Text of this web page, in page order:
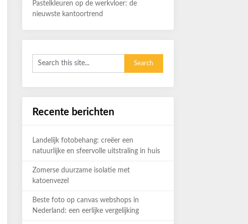
Pastelkleuren op de werkvloer: de
nieuwste kantoortrend
Recente berichten
Landelijk fotobehang: creëer een
natuurlijke en sfeervolle uitstraling in huis
Zomerse duurzame isolatie met
katoenvezel
Beste foto op canvas webshops in
Nederland: een eerlijke vergelijking